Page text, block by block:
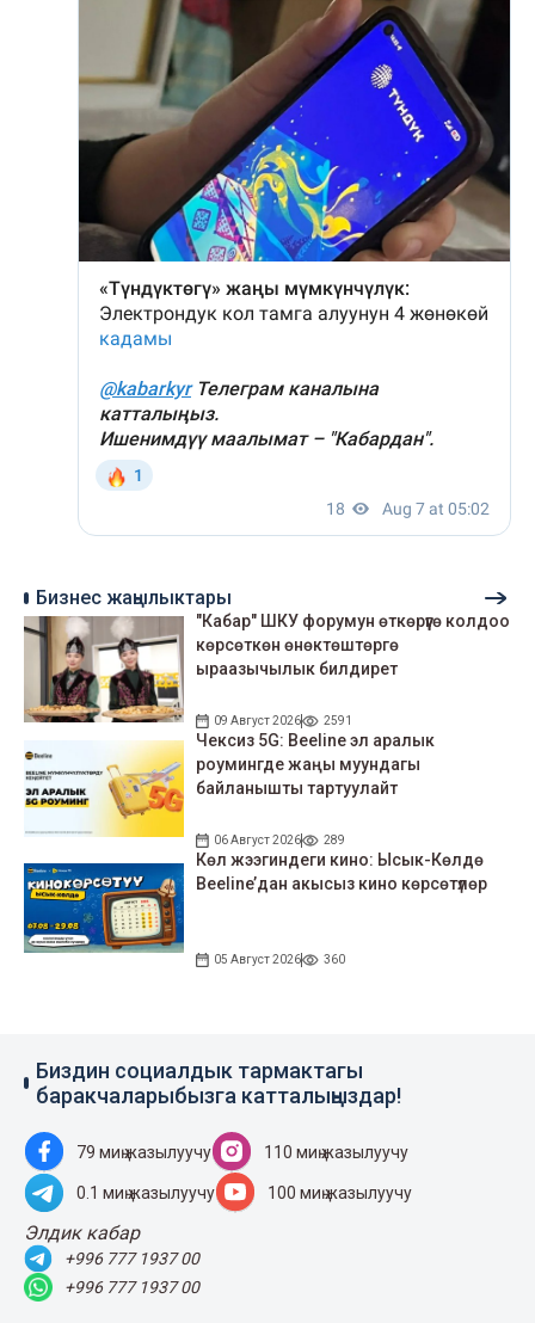
Бизнес жаңылыктары
"Кабар" ШКУ форумун өткөрүүгө колдоо
көрсөткөн өнөктөштөргө
ыраазычылык билдирет
09 Август 2026 2591
Чексиз 5G: Beeline эл аралык
роумингде жаңы муундагы
байланышты тартуулайт
06 Август 2026 289
Көл жээгиндеги кино: Ысык-Көлдө
Beeline’дан акысыз кино көрсөтүлөр
05 Август 2026 360
Биздин социалдык тармактагы
баракчаларыбызга катталыңыздар!
79 миң жазылуучу 110 миң жазылуучу
0.1 миң жазылуучу 100 миң жазылуучу
Элдик кабар
+996 777 1937 00
+996 777 1937 00